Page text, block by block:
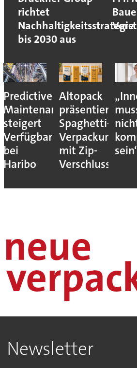
richtet
Nachhaltigkeitsstrategie
bis 2030 aus
Predictive
Maintenance
steigert
Verfügbarkeit
bei
Haribo
Altopack
präsentiert
Spaghetti-
Verpackung
mit Zip-
Verschluss
Newsletter